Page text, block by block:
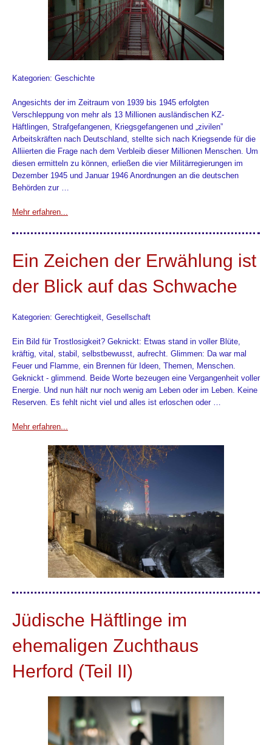
Kategorien: Geschichte
Angesichts der im Zeitraum von 1939 bis 1945 erfolgten
Verschleppung von mehr als 13 Millionen ausländischen KZ-
Häftlingen, Strafgefangenen, Kriegsgefangenen und „zivilen”
Arbeitskräften nach Deutschland, stellte sich nach Kriegsende für die
Alliierten die Frage nach dem Verbleib dieser Millionen Menschen. Um
diesen ermitteln zu können, erließen die vier Militärregierungen im
Dezember 1945 und Januar 1946 Anordnungen an die deutschen
Behörden zur …
Mehr erfahren...
Ein Zeichen der Erwählung ist
der Blick auf das Schwache
Kategorien: Gerechtigkeit, Gesellschaft
Ein Bild für Trostlosigkeit? Geknickt: Etwas stand in voller Blüte,
kräftig, vital, stabil, selbstbewusst, aufrecht. Glimmen: Da war mal
Feuer und Flamme, ein Brennen für Ideen, Themen, Menschen.
Geknickt - glimmend. Beide Worte bezeugen eine Vergangenheit voller
Energie. Und nun hält nur noch wenig am Leben oder im Leben. Keine
Reserven. Es fehlt nicht viel und alles ist erloschen oder …
Mehr erfahren...
Jüdische Häftlinge im
ehemaligen Zuchthaus
Herford (Teil II)